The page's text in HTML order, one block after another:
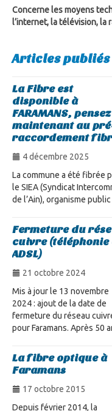
Associations
Infos pratiques
Concerne les moyens
l’internet, la télévision, la
Articles
La Fibre est
disponible à
FARAMANS, pensez
maintenant au
raccordement
4 décembre 2025
La commune a été fibrée
le SIEA (Syndicat
de l’Ain), organisme
Fermeture du
cuivre (téléphonie
ADSL)
21 octobre 2024
Mis à jour le 13 novembre
2024 : ajout de la date de
fermeture du réseau
pour Faramans. Après 50
La fibre optique à
Faramans
17 octobre 2015
Depuis février 2014, la